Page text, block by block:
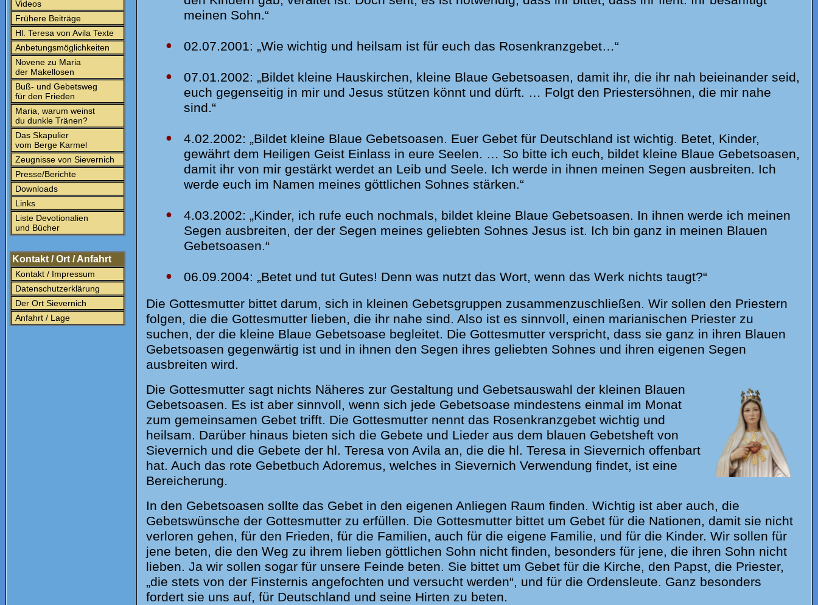
Videos
Frühere Beiträge
Hl. Teresa von Avila Texte
Anbetungsmöglichkeiten
Novene zu Maria
der Makellosen
Buß- und Gebetsweg
für den Frieden
Maria, warum weinst
du dunkle Tränen?
Das Skapulier
vom Berge Karmel
Zeugnisse von Sievernich
Presse/Berichte
Downloads
Links
Liste Devotionalien
und Bücher
Kontakt / Ort / Anfahrt
Kontakt / Impressum
Datenschutzerklärung
Der Ort Sievernich
Anfahrt / Lage
meinen Sohn.“
● 02.07.2001: „Wie wichtig und heilsam ist für euch das Ro­sen­kranz­ge­bet…“
●
07.01.2002: „Bildet kleine Hauskirchen, kleine Blaue Gebetsoasen, damit ihr, die ihr nah beieinander seid,
euch gegenseitig in mir und Jesus stützen könnt und dürft. … Folgt den Priestersöhnen, die mir nahe
sind.“
●
4.02.2002: „Bildet kleine Blaue Gebetsoasen. Euer Gebet für Deutschland ist wichtig. Betet, Kinder,
gewährt dem Heiligen Geist Einlass in eure Seelen. … So bitte ich euch, bildet kleine Blaue Gebetsoasen,
damit ihr von mir gestärkt werdet an Leib und Seele. Ich werde in ihnen meinen Segen ausbreiten. Ich
werde euch im Namen meines göttlichen Sohnes stärken.“
●
4.03.2002: „Kinder, ich rufe euch nochmals, bildet kleine Blaue Gebetsoasen. In ihnen werde ich meinen
Segen ausbreiten, der der Segen meines geliebten Sohnes Jesus ist. Ich bin ganz in meinen Blauen
Gebetsoasen.“
●
06.09.2004: „Betet und tut Gutes! Denn was nutzt das Wort, wenn das Werk nichts taugt?“
Die Gottesmutter bittet darum, sich in kleinen Gebetsgruppen zusammenzuschließen. Wir sollen den Priestern
folgen, die die Gottesmutter lieben, die ihr nahe sind. Also ist es sinnvoll, einen marianischen Priester zu
suchen, der die kleine Blaue Gebetsoase begleitet. Die Gottesmutter verspricht, dass sie ganz in ihren Blauen
Gebetsoasen gegenwärtig ist und in ihnen den Segen ihres geliebten Sohnes und ihren eigenen Segen
ausbreiten wird.
Die Gottesmutter sagt nichts Näheres zur Gestaltung und Gebetsauswahl der kleinen Blauen
Gebetsoasen. Es ist aber sinnvoll, wenn sich jede Gebetsoase mindestens einmal im Monat
zum gemeinsamen Gebet trifft. Die Gottesmutter nennt das Rosenkranzgebet wichtig und
heilsam. Darüber hinaus bieten sich die Gebete und Lieder aus dem blauen Gebetsheft von
Sievernich und die Gebete der hl. Teresa von Avila an, die die hl. Teresa in Sievernich offenbart
hat. Auch das rote Gebetbuch Adoremus, welches in Sievernich Verwendung findet, ist eine
Bereicherung.
In den Gebetsoasen sollte das Gebet in den eigenen Anliegen Raum finden. Wichtig ist aber auch, die
Gebetswünsche der Gottesmutter zu erfüllen. Die Gottesmutter bittet um Gebet für die Nationen, damit sie nicht
verloren gehen, für den Frieden, für die Familien, auch für die eigene Familie, und für die Kinder. Wir sollen für
jene beten, die den Weg zu ihrem lieben göttlichen Sohn nicht finden, besonders für jene, die ihren Sohn nicht
lieben. Ja wir sollen sogar für unsere Feinde beten. Sie bittet um Gebet für die Kirche, den Papst, die Priester,
„die stets von der Finsternis angefochten und versucht werden“, und für die Ordensleute. Ganz besonders
fordert sie uns auf, für Deutschland und seine Hirten zu beten.